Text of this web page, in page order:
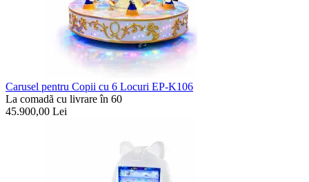
Carusel pentru Copii cu 6 Locuri EP-K106
La comadã cu livrare în 60
45.900,00 Lei